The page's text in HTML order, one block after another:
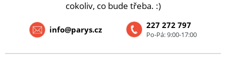
cokoliv, co bude třeba. :)
227 272 797
Po-Pá: 9:00-17:00
info@parys.cz